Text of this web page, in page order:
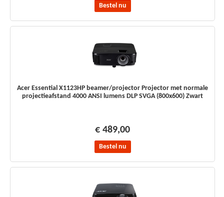
Bestel nu
Acer Essential X1123HP beamer/projector Projector met normale
projectieafstand 4000 ANSI lumens DLP SVGA (800x600) Zwart
€ 489,00
Bestel nu